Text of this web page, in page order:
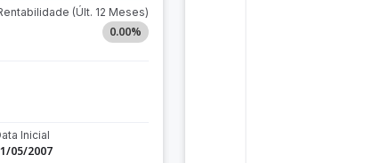
(Últ. 12 Meses)
0.00%
Inicial
05/2007